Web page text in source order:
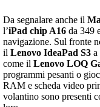
Da segnalare anche il
l’iPad chip A16 da 349
navigazione. Sul fronte
il Lenovo IdeaPad S3 a
come il Lenovo LOQ
programmi pesanti o
RAM e scheda video
volantino sono presenti